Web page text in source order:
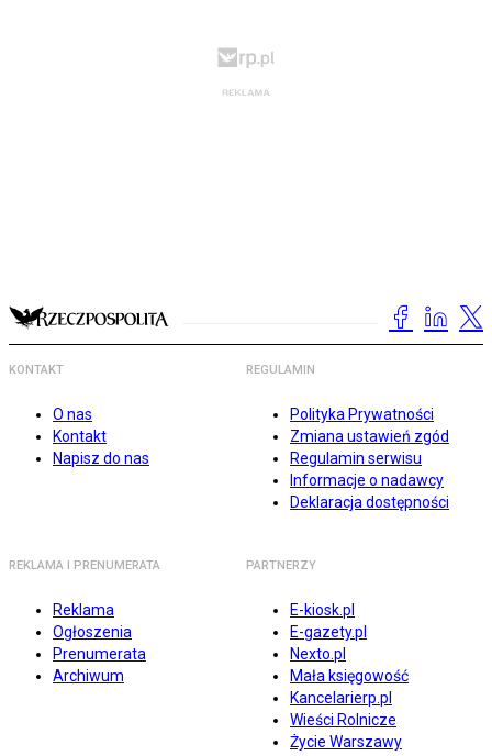
KONTAKT
O nas
Kontakt
Napisz do nas
REGULAMIN
Polityka Prywatności
Zmiana ustawień zgód
Regulamin serwisu
Informacje o nadawcy
Deklaracja dostępności
REKLAMA I PRENUMERATA
Reklama
Ogłoszenia
Prenumerata
Archiwum
PARTNERZY
E-kiosk.pl
E-gazety.pl
Nexto.pl
Mała księgowość
Kancelarierp.pl
Wieści Rolnicze
Życie Warszawy